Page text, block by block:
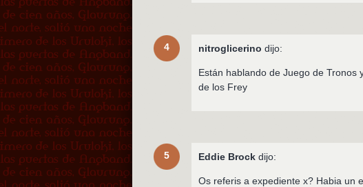
4 nitroglicerino dijo:
Están hablando de Juego de
de los Frey
5 Eddie Brock dijo:
Os referis a expediente x? Habia un